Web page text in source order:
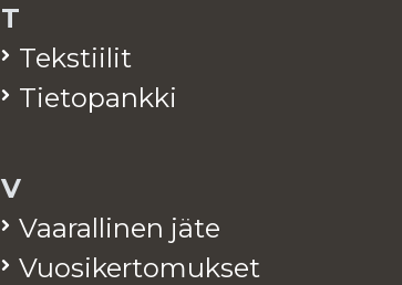
T
Teks­tii­lit
Tie­to­pank­ki
V
Vaa­ral­li­nen jäte
Vuo­si­ker­to­muk­set